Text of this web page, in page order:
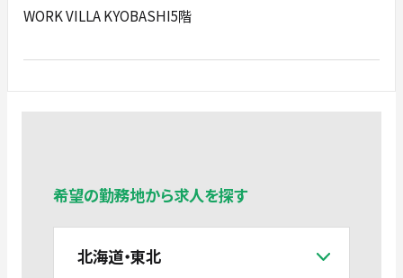
WORK VILLA KYOBASHI5階
希望の勤務地から求人を探す
北海道・東北